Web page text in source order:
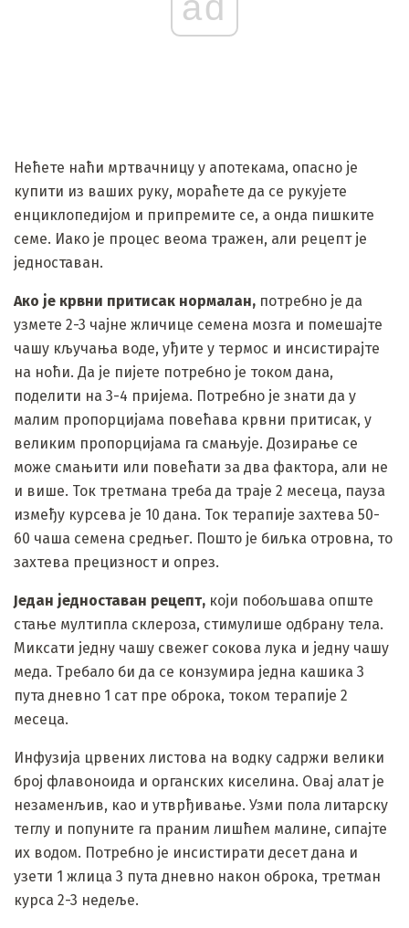
Нећете наћи мртвачницу у апотекама, опасно је
купити из ваших руку, мораћете да се рукујете
енциклопедијом и припремите се, а онда пишките
семе. Иако је процес веома тражен, али рецепт је
једноставан.
Ако је крвни притисак нормалан, потребно је да
узмете 2-3 чајне жличице семена мозга и помешајте
чашу кључања воде, уђите у термос и инсистирајте
на ноћи. Да је пијете потребно је током дана,
поделити на 3-4 пријема. Потребно је знати да у
малим пропорцијама повећава крвни притисак, у
великим пропорцијама га смањује. Дозирање се
може смањити или повећати за два фактора, али не
и више. Ток третмана треба да траје 2 месеца, пауза
између курсева је 10 дана. Ток терапије захтева 50-
60 чаша семена средњег. Пошто је биљка отровна, то
захтева прецизност и опрез.
Један једноставан рецепт, који побољшава опште
стање мултипла склероза, стимулише одбрану тела.
Миксати једну чашу свежег сокова лука и једну чашу
меда. Требало би да се конзумира једна кашика 3
пута дневно 1 сат пре оброка, током терапије 2
месеца.
Инфузија црвених листова на водку садржи велики
број флавоноида и органских киселина. Овај алат је
незаменљив, као и утврђивање. Узми пола литарску
теглу и попуните га праним лишћем малине, сипајте
их водом. Потребно је инсистирати десет дана и
узети 1 жлица 3 пута дневно након оброка, третман
курса 2-3 недеље.